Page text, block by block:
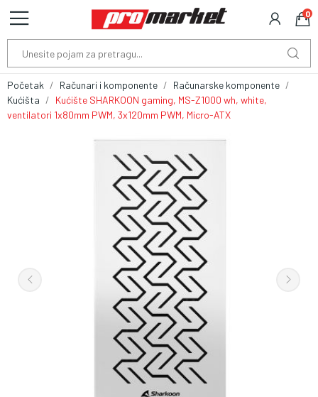
0
Početak Računari i komponente
Računarske komponente
Kućišta
Kućište SHARKOON gaming, MS-Z1000 wh, white,
ventilatori 1x80mm PWM, 3x120mm PWM, Micro-ATX